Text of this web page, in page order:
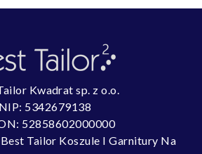
Kwadrat sp. z o.o.
NIP: 5342679138
52858602000000
Tailor Koszule I Garnitury Na